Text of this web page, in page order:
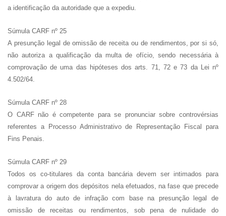
a identificação da autoridade que a expediu.
Súmula CARF nº 25
A presunção legal de omissão de receita ou de rendimentos, por si só,
não autoriza a qualificação da multa de ofício, sendo necessária à
comprovação de uma das hipóteses dos arts. 71, 72 e 73 da Lei nº
4.502/64.
Súmula CARF nº 28
O CARF não é competente para se pronunciar sobre controvérsias
referentes a Processo Administrativo de Representação Fiscal para
Fins Penais.
Súmula CARF nº 29
Todos os co-titulares da conta bancária devem ser intimados para
comprovar a origem dos depósitos nela efetuados, na fase que precede
à lavratura do auto de infração com base na presunção legal de
omissão de receitas ou rendimentos, sob pena de nulidade do